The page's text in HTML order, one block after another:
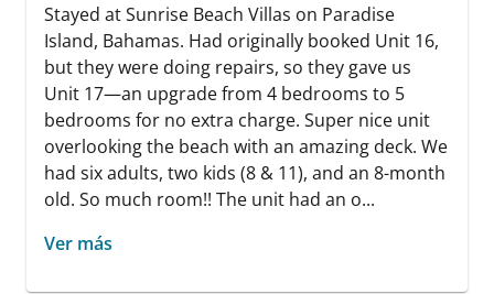
Stayed at Sunrise Beach Villas on Paradise
Island, Bahamas. Had originally booked Unit 16,
but they were doing repairs, so they gave us
Unit 17—an upgrade from 4 bedrooms to 5
bedrooms for no extra charge. Super nice unit
overlooking the beach with an amazing deck. We
had six adults, two kids (8 & 11), and an 8-month
old. So much room!! The unit had an o...
Ver más